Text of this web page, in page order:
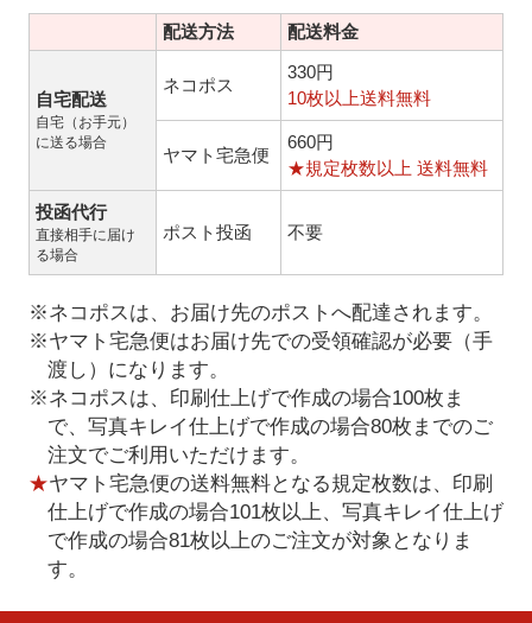
配送方法 配送料金
自宅配送
自宅（お手元）
に送る場合
ネコポス
330円
10枚以上送料無料
ヤマト宅急便
660円
★規定枚数以上 送料無料
投函代行
直接相手に届け
る場合
ポスト投函 不要
※ネコポスは、お届け先のポストへ配達されます。
※ヤマト宅急便はお届け先での受領確認が必要（手
渡し）になります。
※ネコポスは、印刷仕上げで作成の場合100枚ま
で、写真キレイ仕上げで作成の場合80枚までのご
注文でご利用いただけます。
★ヤマト宅急便の送料無料となる規定枚数は、印刷
仕上げで作成の場合101枚以上、写真キレイ仕上げ
で作成の場合81枚以上のご注文が対象となりま
す。